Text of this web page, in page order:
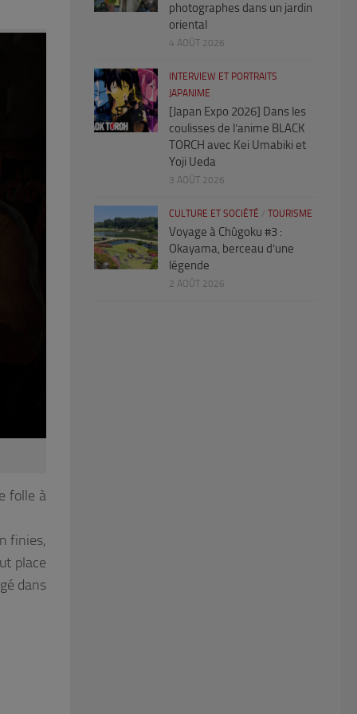
folle à
finies,
place
dans
photographes dans un jardin
oriental
4 AOÛT 2026
INTERVIEW ET PORTRAITS
JAPANIME
[Japan Expo 2026] Dans les
coulisses de l’anime BLACK
TORCH avec Kei Umabiki et
Yoji Ueda
3 AOÛT 2026
CULTURE ET SOCIÉTÉ / TOURISME
Voyage à Chûgoku #3 :
Okayama, berceau d’une
légende
2 AOÛT 2026